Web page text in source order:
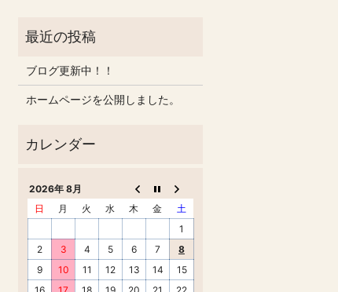
ブログ更新中！！
ホームページを公開しました。
2026年 8月
日
月 火 水 木 金
土
1
2
3 4 5 6 7
8
9
10 11 12 13 14
15